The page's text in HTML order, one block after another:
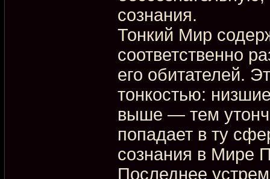
сознания.
Тонкий Мир
соответственно
его обитателей.
тонкостью:
выше — тем
попадает в ту
сознания в Мире
Последнее